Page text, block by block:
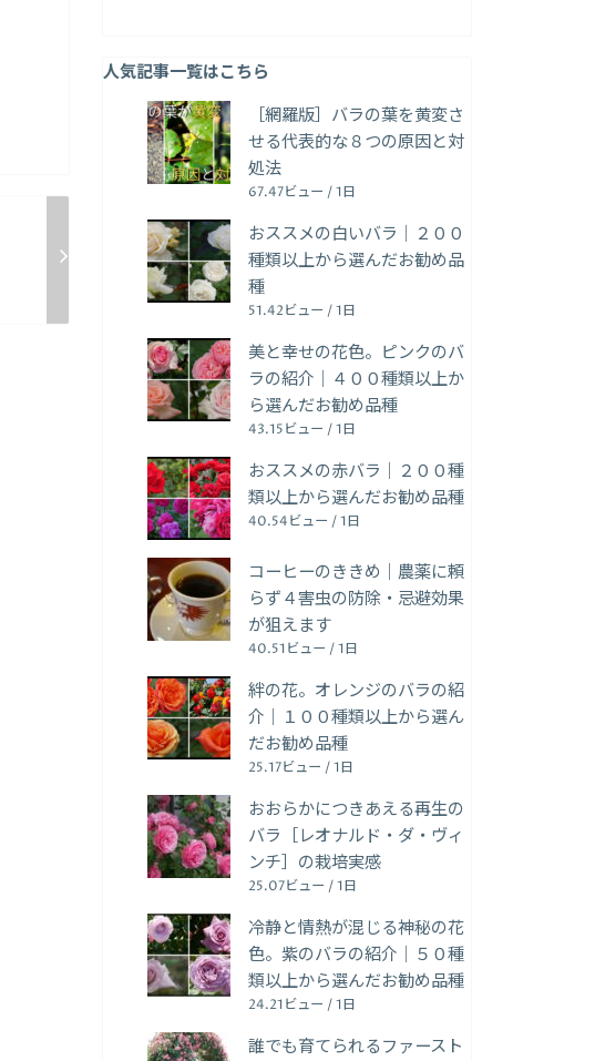
人気記事一覧はこちら
［網羅版］バラの葉を黄変さ
せる代表的な８つの原因と対
処法
67.47ビュー / 1日
おススメの白いバラ｜２００
種類以上から選んだお勧め品
種
51.42ビュー / 1日
美と幸せの花色。ピンクのバ
ラの紹介｜４００種類以上か
ら選んだお勧め品種
43.15ビュー / 1日
おススメの赤バラ｜２００種
類以上から選んだお勧め品種
40.54ビュー / 1日
コーヒーのききめ｜農薬に頼
らず４害虫の防除・忌避効果
が狙えます
40.51ビュー / 1日
絆の花。オレンジのバラの紹
介｜１００種類以上から選ん
だお勧め品種
25.17ビュー / 1日
おおらかにつきあえる再生の
バラ［レオナルド・ダ・ヴィ
ンチ］の栽培実感
25.07ビュー / 1日
冷静と情熱が混じる神秘の花
色。紫のバラの紹介｜５０種
類以上から選んだお勧め品種
24.21ビュー / 1日
誰でも育てられるファースト